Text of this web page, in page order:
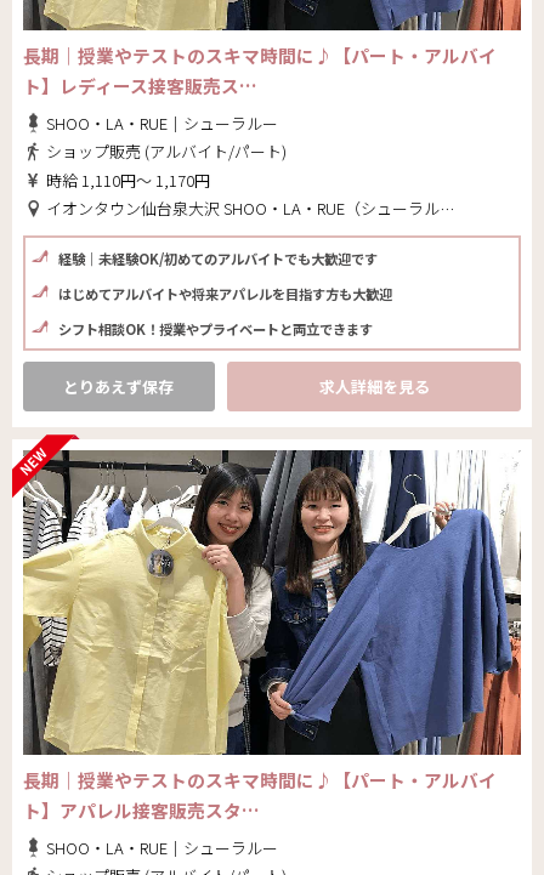
長期｜授業やテストのスキマ時間に♪【パート・アルバイ
ト】レディース接客販売ス…
SHOO・LA・RUE｜シューラルー
ショップ販売 (アルバイト/パート)
時給 1,110円～ 1,170円
イオンタウン仙台泉大沢 SHOO・LA・RUE（シューラルー）(宮城県 仙台市泉区)
経験｜未経験OK/初めてのアルバイトでも大歓迎です
はじめてアルバイトや将来アパレルを目指す方も大歓迎
シフト相談OK！授業やプライベートと両立できます
とりあえず保存 求人詳細を見る
長期｜授業やテストのスキマ時間に♪【パート・アルバイ
ト】アパレル接客販売スタ…
SHOO・LA・RUE｜シューラルー